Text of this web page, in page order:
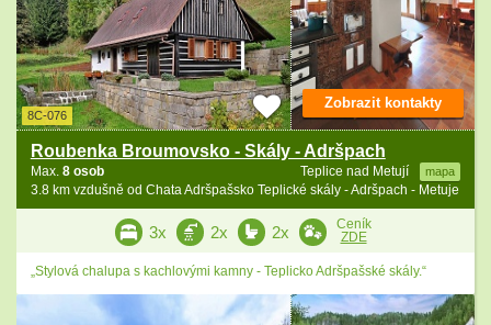
8C-076
Roubenka Broumovsko - Skály - Adršpach
Teplice nad Metují mapa
Max. 8 osob
3.8 km vzdušně od Chata Adršpašsko Teplické skály - Adršpach - Metuje
Zobrazit kontakty
3x 2x 2x
Ceník
ZDE
„Stylová chalupa s kachlovými kamny - Teplicko Adršpašské skály.“